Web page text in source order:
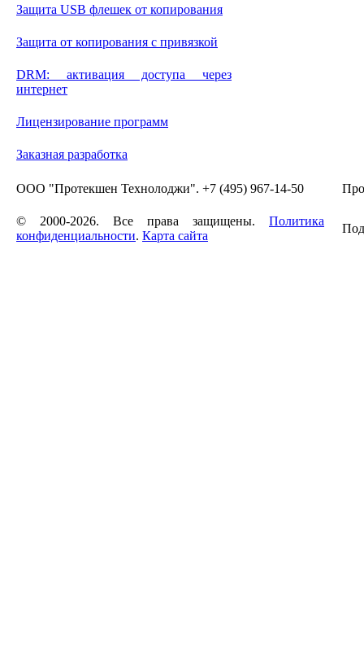
Защита USB флешек от копирования
Защита от копирования с привязкой
DRM: активация доступа через
интернет
Лицензирование программ
Заказная разработка
ООО "Протекшен Технолоджи". +7 (495) 967-14-50
© 2000-2026. Все права защищены. Политика
конфиденциальности. Карта сайта